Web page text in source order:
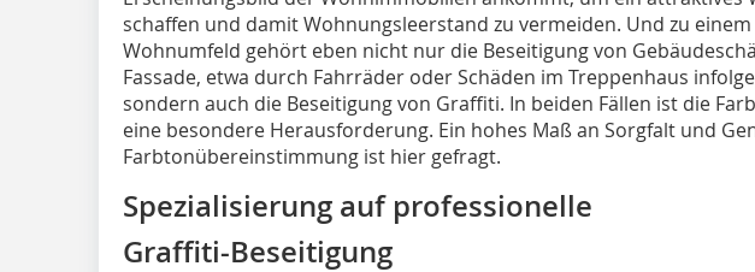
schaffen und damit Wohnungsleerstand zu vermeiden. Und zu
Wohnumfeld gehört eben nicht nur die Beseitigung von
Fassade, etwa durch Fahrräder oder Schäden im Treppenhaus
sondern auch die Beseitigung von Graffiti. In beiden Fällen ist die
eine besondere Herausforderung. Ein hohes Maß an Sorgfalt und
Farbtonübereinstimmung ist hier gefragt.
Spezialisierung auf professionelle
Graf­fiti-Beseitigung